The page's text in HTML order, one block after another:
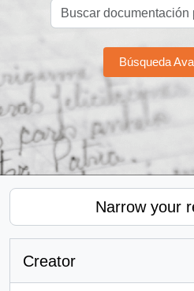
Búsqueda
Narrow your
Creator